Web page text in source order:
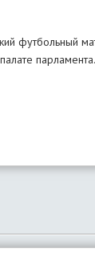
футбольный
парламента.